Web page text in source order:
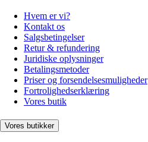
Hvem er vi?
Kontakt os
Salgsbetingelser
Retur & refundering
Juridiske oplysninger
Betalingsmetoder
Priser og forsendelsesmuligheder
Fortrolighedserklæring
Vores butik
Vores butikker